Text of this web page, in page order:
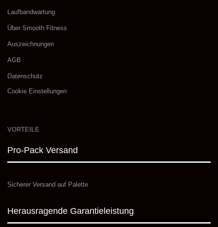
Laufbandwartung
​Über Smooth Fitness
Auszeichnungen
AGB
Datenschutz
Cookie Einstellungen
VORTEILE
Pro-Pack Versand
Sicherer Versand auf Palette
Herausragende Garantieleistung